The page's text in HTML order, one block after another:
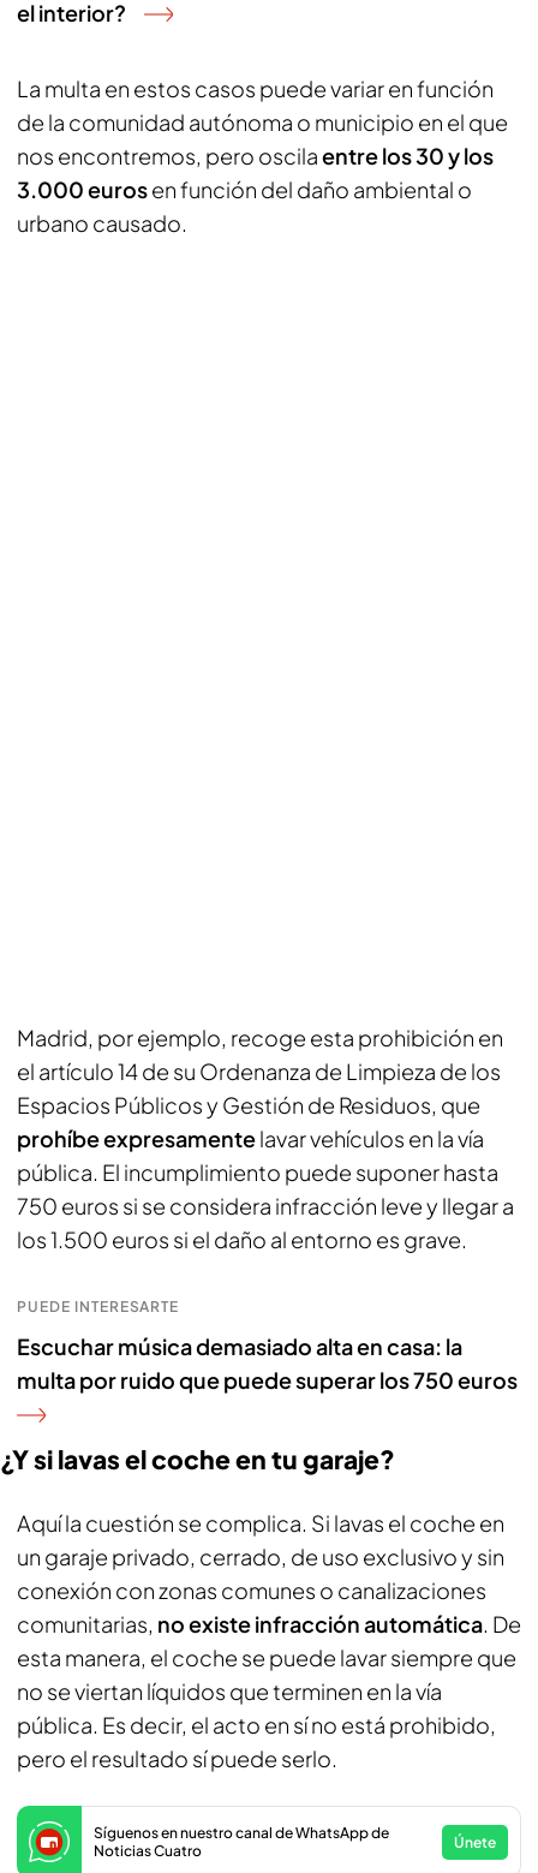
el interior?
La multa en estos casos puede variar en función
de la comunidad autónoma o municipio en el que
nos encontremos, pero oscilaentre los 30 y los
3.000 eurosen función del daño ambiental o
urbano causado.
Madrid, por ejemplo, recoge esta prohibición en
el artículo 14 de su Ordenanza de Limpieza de los
Espacios Públicos y Gestión de Residuos, que
prohíbe expresamentelavar vehículos en la vía
pública. El incumplimiento puede suponer hasta
750 euros si se considera infracción leve y llegar a
los 1.500 euros si el daño al entorno es grave.
PUEDE INTERESARTE
Escuchar música demasiado alta en casa: la
multa por ruido que puede superar los 750 euros
¿Y si lavas el coche en tu garaje?
Aquí la cuestión se complica. Si lavas el coche en
un garaje privado, cerrado, de uso exclusivo y sin
conexión con zonas comunes o canalizaciones
comunitarias, no existe infracción automática. De
esta manera, el coche se puede lavar siempre que
no se viertan líquidos que terminen en la vía
pública. Es decir, el acto en sí no está prohibido,
pero el resultado sí puede serlo.
Síguenos en nuestro canal de WhatsApp de
Noticias Cuatro
Únete